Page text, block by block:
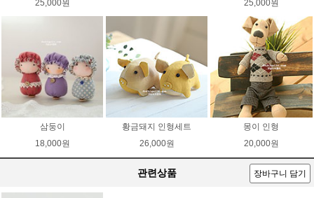
25,000원
25,000원
삼둥이
18,000원
황금돼지 인형세트
26,000원
몽이 인형
20,000원
관련상품 장바구니 담기